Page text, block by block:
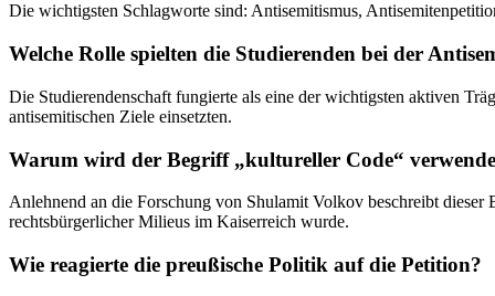
Die wichtigsten Schlagworte sind: Antisemitismus,
Welche Rolle spielten die Studierenden bei der
Die Studierendenschaft fungierte als eine der wichtigsten aktiven
antisemitischen Ziele einsetzten.
Warum wird der Begriff „kultureller Code“
Anlehnend an die Forschung von Shulamit Volkov beschreibt
rechtsbürgerlicher Milieus im Kaiserreich wurde.
Wie reagierte die preußische Politik auf die Petition?